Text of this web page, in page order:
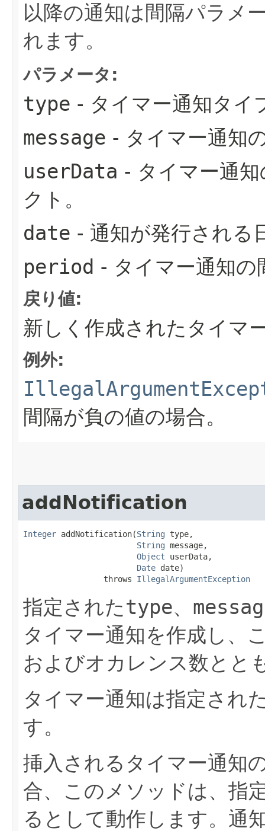
以降の通知は間隔パラメ
れます。
パラメータ:
type - タイマー通知タイ
message - タイマー通知
userData - タイマー通
クト。
date - 通知が発行される
period - タイマー通知の
戻り値:
新しく作成されたタイマ
例外:
間隔が負の値の場合。
addNotification
Integer addNotification​(String type,
String message,
Object userData,
Date date)
                 throws
IllegalArgumentException
指定されたtype、
タイマー通知を作成し、
およびオカレンス数とと
タイマー通知は指定され
す。
挿入されるタイマー通知
合、このメソッドは、指
るとして動作します。通